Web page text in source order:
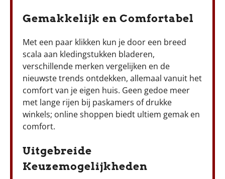
Gemakkelijk en Comfortabel
Met een paar klikken kun je door een breed
scala aan kledingstukken bladeren,
verschillende merken vergelijken en de
nieuwste trends ontdekken, allemaal vanuit het
comfort van je eigen huis. Geen gedoe meer
met lange rijen bij paskamers of drukke
winkels; online shoppen biedt ultiem gemak en
comfort.
Uitgebreide
Keuzemogelijkheden